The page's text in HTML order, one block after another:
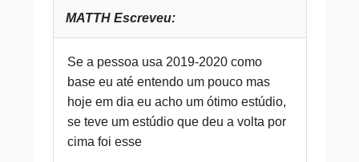
MATTH Escreveu:
Se a pessoa usa 2019-2020 como
base eu até entendo um pouco mas
hoje em dia eu acho um ótimo estúdio,
se teve um estúdio que deu a volta por
cima foi esse